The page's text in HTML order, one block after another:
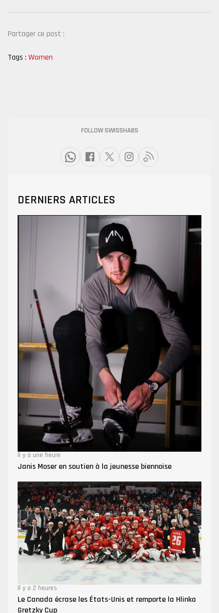
Partager ce post :
Tags : Women
FOLLOW SWISSHABS
DERNIERS ARTICLES
Il y a une heure
Janis Moser en soutien à la jeunesse biennoise
Il y a 2 heures
Le Canada écrase les États-Unis et remporte la Hlinka
Gretzky Cup